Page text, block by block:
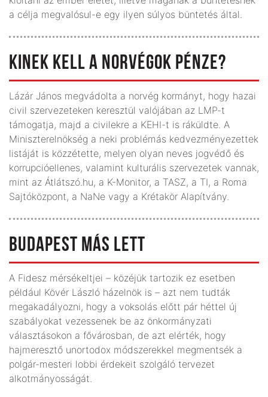
a célja megvalósul-e egy ilyen súlyos büntetés által.
KINEK KELL A NORVÉGOK PÉNZE?
Lázár János megvádolta a norvég kormányt, hogy hazai
civil szervezeteken keresztül valójában az LMP-t
támogatja, majd a civilekre a KEHI-t is ráküldte. A
Miniszterelnökség a neki problémás kedvezményezettek
listáját is közzétette, melyen olyan neves jogvédő és
korrupcióellenes, valamint kulturális szervezetek vannak,
mint az Átlátszó.hu, a K-Monitor, a TASZ, a TI, a Roma
Sajtóközpont, a NaNe vagy a Krétakör Alapítvány.
BUDAPEST MÁS LETT
A Fidesz mérsékeltjei – közéjük tartozik ez esetben
például Kövér László házelnök is – azt nem tudták
megakadályozni, hogy a voksolás előtt pár héttel új
szabályokat vezessenek be az önkormányzati
választásokon a fővárosban, de azt elérték, hogy
hajmeresztő unortodox módszerekkel megmentsék a
polgár-mesteri lobbi érdekeit szolgáló tervezet
alkotmányosságát.